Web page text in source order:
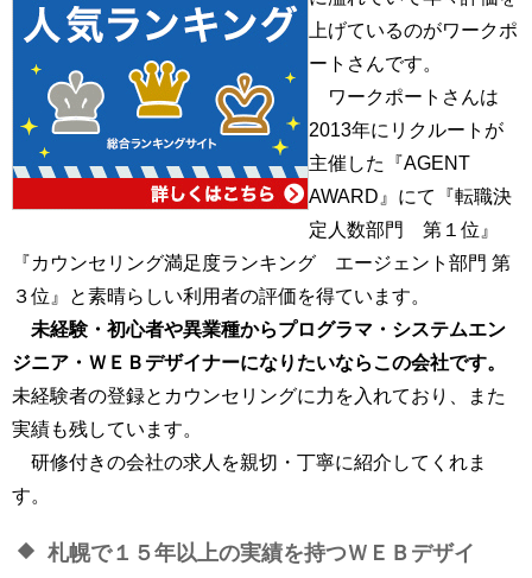
上げているのがワークポ
ートさんです。
ワークポートさんは
2013年にリクルートが
主催した『AGENT
AWARD』にて『転職決
定人数部門 第１位』
『カウンセリング満足度ランキング エージェント部門 第
３位』と素晴らしい利用者の評価を得ています。
未経験・初心者や異業種からプログラマ・システムエン
ジニア・ＷＥＢデザイナーになりたいならこの会社です。
未経験者の登録とカウンセリングに力を入れており、また
実績も残しています。
研修付きの会社の求人を親切・丁寧に紹介してくれま
す。
札幌で１５年以上の実績を持つＷＥＢデザイ